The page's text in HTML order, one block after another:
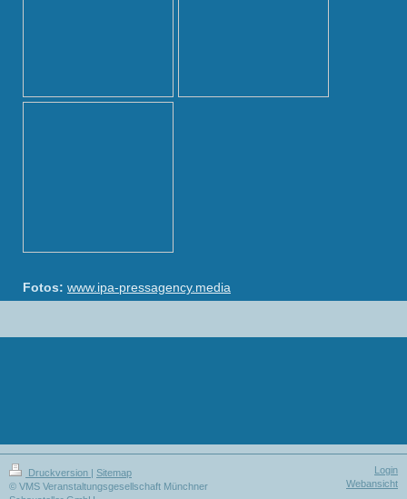
Fotos: www.ipa-pressagency.media
Druckversion
Sitemap
© VMS Veranstaltungsgesellschaft Münchner
Login
Webansicht